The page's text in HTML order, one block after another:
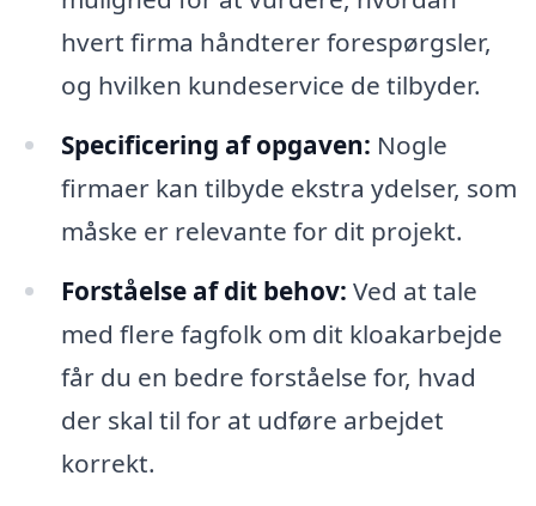
hvert firma håndterer forespørgsler,
og hvilken kundeservice de tilbyder.
Specificering af opgaven: Nogle
firmaer kan tilbyde ekstra ydelser, som
måske er relevante for dit projekt.
Forståelse af dit behov: Ved at tale
med flere fagfolk om dit kloakarbejde
får du en bedre forståelse for, hvad
der skal til for at udføre arbejdet
korrekt.